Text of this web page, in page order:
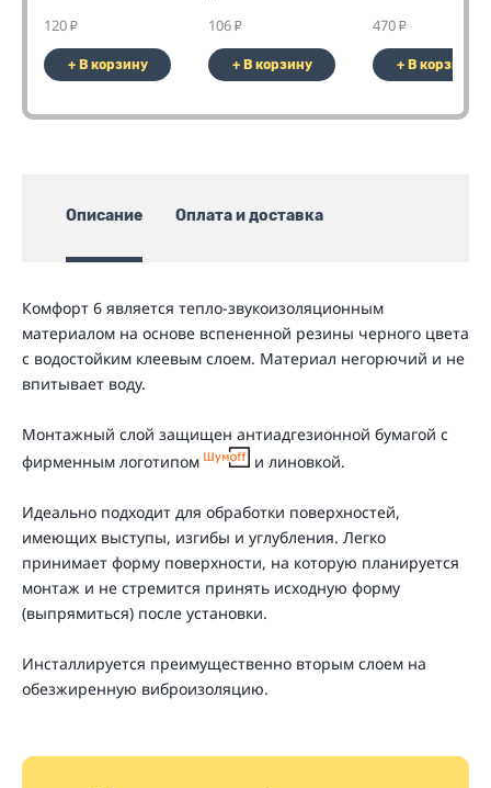
120 ₽
+ В корзину
106 ₽
+ В корзину
470 ₽
+ В корзину
Описание Оплата и доставка
Комфорт 6 является тепло-звукоизоляционным
материалом на основе вспененной резины черного цвета
с водостойким клеевым слоем. Материал негорючий и не
впитывает воду.
Монтажный слой защищен антиадгезионной бумагой с
фирменным логотипом
и линовкой.
Идеально подходит для обработки поверхностей,
имеющих выступы, изгибы и углубления. Легко
принимает форму поверхности, на которую планируется
монтаж и не стремится принять исходную форму
(выпрямиться) после установки.
Инсталлируется преимущественно вторым слоем на
обезжиренную виброизоляцию.